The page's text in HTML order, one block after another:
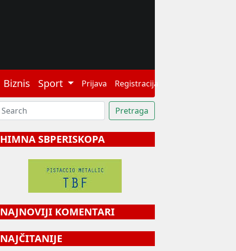
Biznis Sport Prijava Registracija
HIMNA SBPERISKOPA
NAJNOVIJI KOMENTARI
NAJČITANIJE